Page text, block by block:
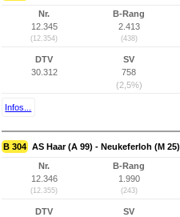
Nr.
12.345
(12.354)
B-Rang
2.413
(438)
DTV
30.312
SV
758
(2,5%)
Infos...
B 304 AS Haar (A 99) - Neukeferloh (M 25)
Nr.
12.346
(12.355)
B-Rang
1.990
(243)
DTV
SV